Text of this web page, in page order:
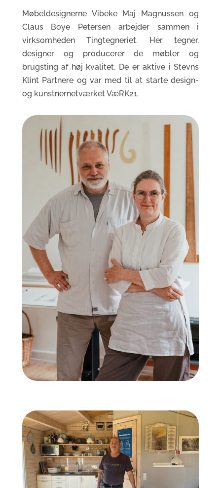
Møbeldesignerne Vibeke Maj Magnussen og
Claus Boye Petersen arbejder sammen i
virksomheden Tingtegneriet. Her tegner,
designer og producerer de møbler og
brugsting af høj kvalitet. De er aktive i Stevns
Klint Partnere og var med til at starte design-
og kunstnernetværket VæRK21.